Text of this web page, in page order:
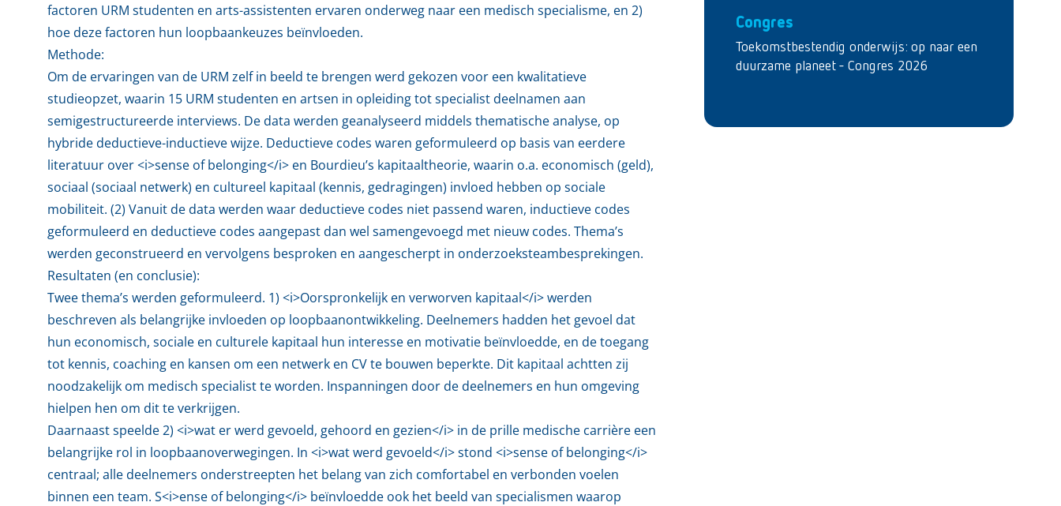
Congres
Toekomstbestendig onderwijs: op naar een
duurzame planeet - Congres 2026
factoren URM studenten en arts-assistenten ervaren onderweg naar een medisch specialisme, en 2)
hoe deze factoren hun loopbaankeuzes beïnvloeden.
Methode:
Om de ervaringen van de URM zelf in beeld te brengen werd gekozen voor een kwalitatieve
studieopzet, waarin 15 URM studenten en artsen in opleiding tot specialist deelnamen aan
semigestructureerde interviews. De data werden geanalyseerd middels thematische analyse, op
hybride deductieve-inductieve wijze. Deductieve codes waren geformuleerd op basis van eerdere
literatuur over <i>sense of belonging</i> en Bourdieu’s kapitaaltheorie, waarin o.a. economisch (geld),
sociaal (sociaal netwerk) en cultureel kapitaal (kennis, gedragingen) invloed hebben op sociale
mobiliteit. (2) Vanuit de data werden waar deductieve codes niet passend waren, inductieve codes
geformuleerd en deductieve codes aangepast dan wel samengevoegd met nieuw codes. Thema’s
werden geconstrueerd en vervolgens besproken en aangescherpt in onderzoeksteambesprekingen.
Resultaten (en conclusie):
Twee thema’s werden geformuleerd. 1) <i>Oorspronkelijk en verworven kapitaal</i> werden
beschreven als belangrijke invloeden op loopbaanontwikkeling. Deelnemers hadden het gevoel dat
hun economisch, sociale en culturele kapitaal hun interesse en motivatie beïnvloedde, en de toegang
tot kennis, coaching en kansen om een netwerk en CV te bouwen beperkte. Dit kapitaal achtten zij
noodzakelijk om medisch specialist te worden. Inspanningen door de deelnemers en hun omgeving
hielpen hen om dit te verkrijgen.
Daarnaast speelde 2) <i>wat er werd gevoeld, gehoord en gezien</i> in de prille medische carrière een
belangrijke rol in loopbaanoverwegingen. In <i>wat werd gevoeld</i> stond <i>sense of belonging</i>
centraal; alle deelnemers onderstreepten het belang van zich comfortabel en verbonden voelen
binnen een team. S<i>ense of belonging</i> beïnvloedde ook het beeld van specialismen waarop